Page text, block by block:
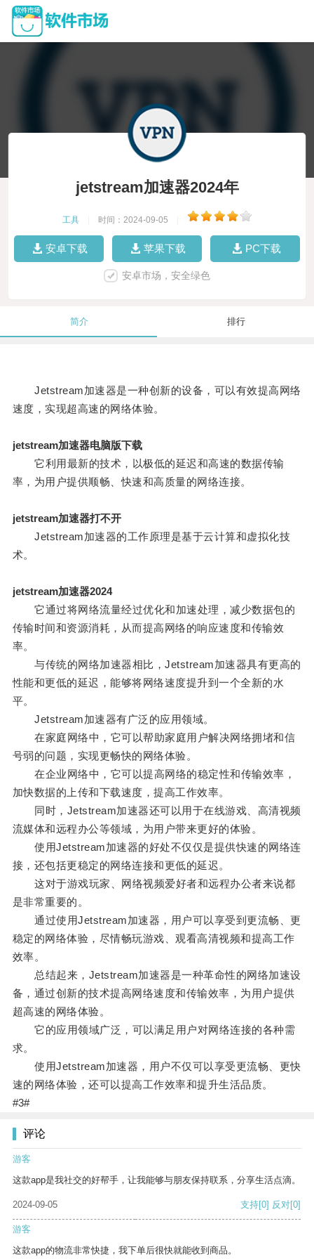
jetstream加速器2024年
工具 时间：2024-09-05
安卓下载 苹果下载 PC下载
安卓市场，安全绿色
简介 排行
Jetstream加速器是一种创新的设备，可以有效提高网络
速度，实现超高速的网络体验。
jetstream加速器电脑版下载
它利用最新的技术，以极低的延迟和高速的数据传输
率，为用户提供顺畅、快速和高质量的网络连接。
jetstream加速器打不开
Jetstream加速器的工作原理是基于云计算和虚拟化技
术。
jetstream加速器2024
它通过将网络流量经过优化和加速处理，减少数据包的
传输时间和资源消耗，从而提高网络的响应速度和传输效
率。
与传统的网络加速器相比，Jetstream加速器具有更高的
性能和更低的延迟，能够将网络速度提升到一个全新的水
平。
Jetstream加速器有广泛的应用领域。
在家庭网络中，它可以帮助家庭用户解决网络拥堵和信
号弱的问题，实现更畅快的网络体验。
在企业网络中，它可以提高网络的稳定性和传输效率，
加快数据的上传和下载速度，提高工作效率。
同时，Jetstream加速器还可以用于在线游戏、高清视频
流媒体和远程办公等领域，为用户带来更好的体验。
使用Jetstream加速器的好处不仅仅是提供快速的网络连
接，还包括更稳定的网络连接和更低的延迟。
这对于游戏玩家、网络视频爱好者和远程办公者来说都
是非常重要的。
通过使用Jetstream加速器，用户可以享受到更流畅、更
稳定的网络体验，尽情畅玩游戏、观看高清视频和提高工作
效率。
总结起来，Jetstream加速器是一种革命性的网络加速设
备，通过创新的技术提高网络速度和传输效率，为用户提供
超高速的网络体验。
它的应用领域广泛，可以满足用户对网络连接的各种需
求。
使用Jetstream加速器，用户不仅可以享受更流畅、更快
速的网络体验，还可以提高工作效率和提升生活品质。
#3#
评论
游客
这款app是我社交的好帮手，让我能够与朋友保持联系，分享生活点滴。
2024-09-05 支持[0] 反对[0]
游客
这款app的物流非常快捷，我下单后很快就能收到商品。